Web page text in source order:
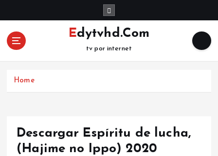
o
Edytvhd.Com
tv por internet
Home
Descargar Espíritu de lucha,
(Hajime no Ippo) 2020